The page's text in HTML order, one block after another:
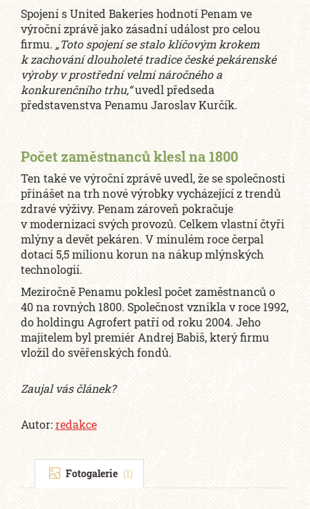
Spojení s United Bakeries hodnotí Penam ve
výroční zprávě jako zásadní událost pro celou
firmu. „Toto spojení se stalo klíčovým krokem
k zachování dlouholeté tradice české pekárenské
výroby v prostřední velmi náročného a
konkurenčního trhu,“uvedl předseda
představenstva Penamu Jaroslav Kurčík.
Počet zaměstnanců klesl na 1800
Ten také ve výroční zprávě uvedl, že se společnosti
přinášet na trh nové výrobky vycházející z trendů
zdravé výživy. Penam zároveň pokračuje
v modernizaci svých provozů. Celkem vlastní čtyři
mlýny a devět pekáren. V minulém roce čerpal
dotaci 5,5 milionu korun na nákup mlýnských
technologií.
Meziročně Penamu poklesl počet zaměstnanců o
40 na rovných 1800. Společnost vznikla v roce 1992,
do holdingu Agrofert patří od roku 2004. Jeho
majitelem byl premiér Andrej Babiš, který firmu
vložil do svěřenských fondů.
Zaujal vás článek?
Autor:redakce
Fotogalerie (1)